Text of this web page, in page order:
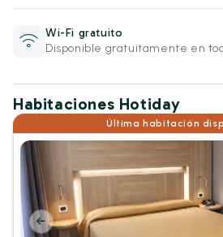
Wi-Fi gratuito
Disponible gratuitamente en
Habitaciones Hotiday
Última habitación